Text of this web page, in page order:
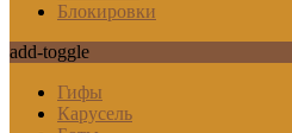
Блокировки
add-toggle
Гифы
Карусель